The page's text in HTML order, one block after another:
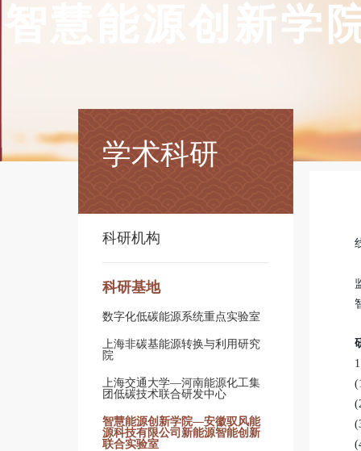
智慧能源创新
学术科研
科研机构
科研基地
数字化低碳能源系统重点实验室
上海非碳基能源转换与利用研究
院
上海交通大学—河南能源化工集
团低碳技术联合研发中心
智慧能源创新学院—安徽驭风能
源科技有限公司新能源智能创新
联合实验室